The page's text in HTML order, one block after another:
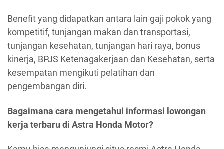
Benefit yang didapatkan antara lain gaji pokok yang
kompetitif, tunjangan makan dan transportasi,
tunjangan kesehatan, tunjangan hari raya, bonus
kinerja, BPJS Ketenagakerjaan dan Kesehatan, serta
kesempatan mengikuti pelatihan dan
pengembangan diri.
Bagaimana cara mengetahui informasi lowongan
kerja terbaru di Astra Honda Motor?